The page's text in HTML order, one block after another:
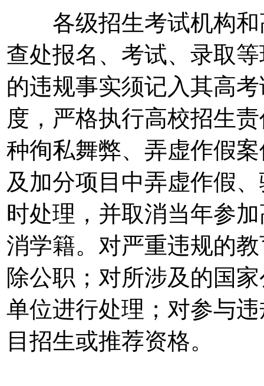
各级招生考试机构和
查处报名、考试、录取
的违规事实须记入其高
度，严格执行高校招生
种徇私舞弊、弄虚作假
及加分项目中弄虚作假
时处理，并取消当年参
消学籍。对严重违规的
除公职；对所涉及的国
单位进行处理；对参与
目招生或推荐资格。